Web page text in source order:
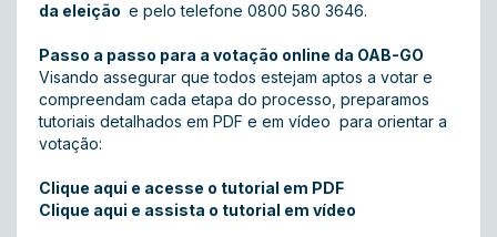
da eleição e pelo telefone 0800 580 3646.
Passo a passo para a votação online da OAB-GO
Visando assegurar que todos estejam aptos a votar e
compreendam cada etapa do processo, preparamos
tutoriais detalhados em PDF e em vídeo para orientar a
votação:
Clique aqui e acesse o tutorial em PDF
Clique aqui e assista o tutorial em vídeo